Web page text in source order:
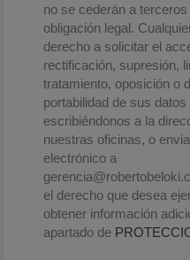
no se cederán a
obligación legal.
derecho a solicitar el
rectificación, supresión,
tratamiento, oposición o
portabilidad de sus
escribiéndonos a la
nuestras oficinas, o
electrónico a
el derecho que desea
obtener información
apartado de